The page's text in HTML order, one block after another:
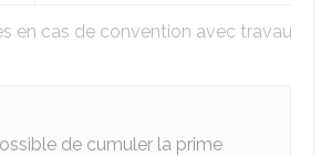
en cas de convention avec travaux
de cumuler la prime